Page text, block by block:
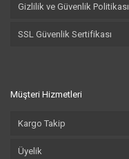
Gizlilik ve Güvenlik Politikası
SSL Güvenlik Sertifikası
Müşteri Hizmetleri
Kargo Takip
Üyelik